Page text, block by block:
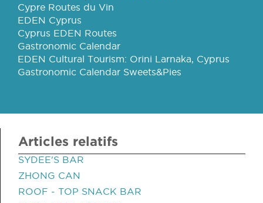
Cypre Routes du Vin
EDEN Cyprus
Cyprus EDEN Routes
Gastronomic Calendar
EDEN Cultural Tourism: Orini Larnaka, Cyprus
Gastronomic Calendar Sweets&Pies
Articles relatifs
SYDEE'S BAR
ZHONG CAN
ROOF - TOP SNACK BAR